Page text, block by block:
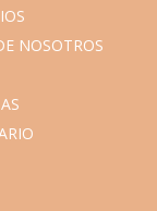
NOSOTROS